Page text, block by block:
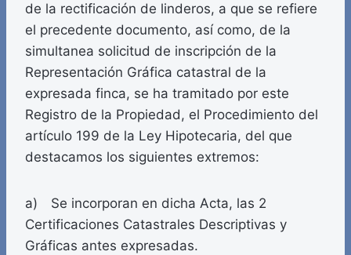
de la rectificación de linderos, a que se refiere
el precedente documento, así como, de la
simultanea solicitud de inscripción de la
Representación Gráfica catastral de la
expresada finca, se ha tramitado por este
Registro de la Propiedad, el Procedimiento del
artículo 199 de la Ley Hipotecaria, del que
destacamos los siguientes extremos:
a) Se incorporan en dicha Acta, las 2
Certificaciones Catastrales Descriptivas y
Gráficas antes expresadas.